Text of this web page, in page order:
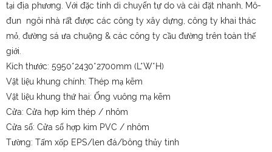
tại địa phương. Với đặc tính di chuyển tự do và cài đặt nhanh, Mô-
đun ngôi nhà rất được các công ty xây dựng, công ty khai thác
mỏ, đường sá ưa chuộng & các công ty cầu đường trên toàn thế
giới.
Kích thước: 5950*2430*2700mm (L*W*H)
Vật liệu khung chính: Thép mạ kẽm
Vật liệu khung thứ hai: Ống vuông mạ kẽm
Cửa: Cửa hợp kim thép / nhôm
Cửa sổ: Cửa sổ hợp kim PVC / nhôm
Tường: Tấm xốp EPS/len đá/bông thủy tinh